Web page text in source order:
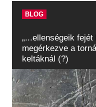
BLOG
„...ellenségeik
megérkezve a
keltáknál (?)